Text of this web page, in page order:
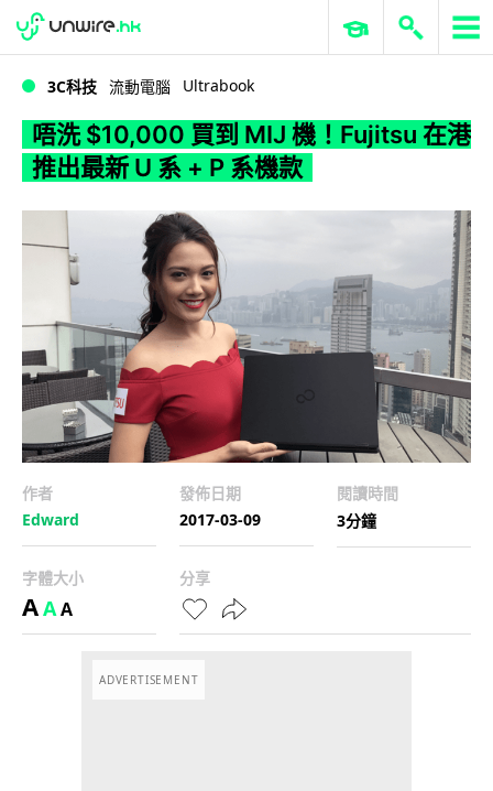
WWDC 2026 ERP 與商業 AI
3C科技 流動電腦 Ultrabook
唔洗 $10,000 買到 MIJ 機！Fujitsu 在港
推出最新 U 系 + P 系機款
作者
Edward
發佈日期
2017-03-09
閱讀時間
3分鐘
字體大小
AAA
分享
ADVERTISEMENT